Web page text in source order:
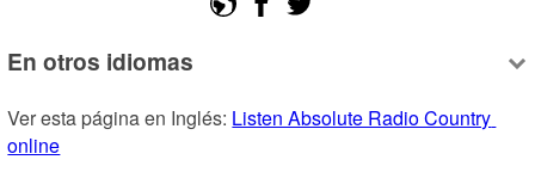
En otros idiomas
Ver esta página en Inglés: Listen Absolute Radio Country
online